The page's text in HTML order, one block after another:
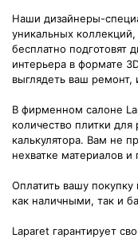
Наши дизайнеры-
уникальных
бесплатно подготовят
интерьера в формате
выглядеть ваш
В фирменном салоне
количество плитки
калькулятора. Вам не
нехватке материалов
Оплатить вашу
как наличными, так и
Laparet гарантирует